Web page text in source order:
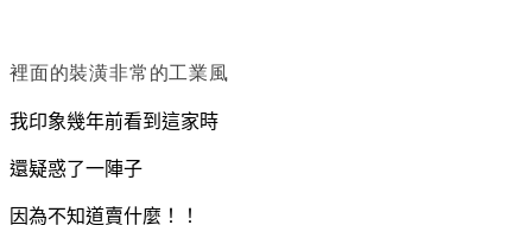
裡面的裝潢非常的工業風
我印象幾年前看到這家時
還疑惑了一陣子
因為不知道賣什麼！！